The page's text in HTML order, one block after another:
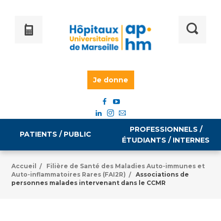
Je donne
PATIENTS / PUBLIC
Informations pratiques
PROFESSIONNELS /
ÉTUDIANTS / INTERNES
Égalité professionnelle
Accueil /
Filière de Santé des Maladies Auto-immunes et
Auto-inflammatoires Rares (FAI2R) /
Associations de
personnes malades intervenant dans le CCMR